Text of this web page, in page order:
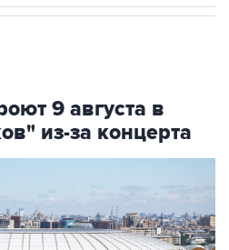
9 августа в
из-за концерта